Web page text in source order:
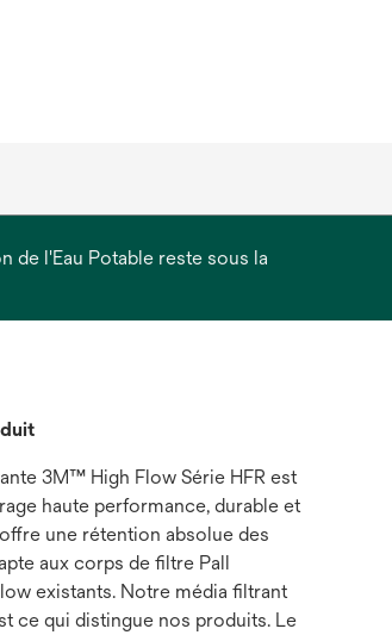
de l'Eau Potable reste sous la
3M™ High Flow Série HFR est
haute performance, durable et
une rétention absolue des
aux corps de filtre Pall
existants. Notre média filtrant
ce qui distingue nos produits. Le